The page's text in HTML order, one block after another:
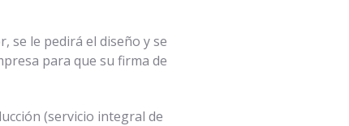
se le pedirá el diseño y se
para que su firma de
(servicio integral de